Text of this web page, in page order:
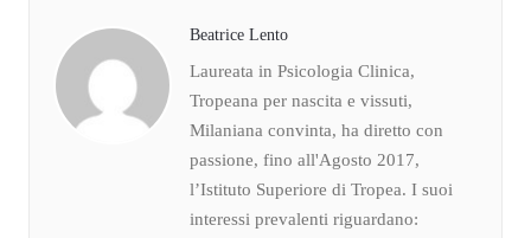
Beatrice Lento
Laureata in Psicologia Clinica,
Tropeana per nascita e vissuti,
Milaniana convinta, ha diretto con
passione, fino all'Agosto 2017,
l’Istituto Superiore di Tropea. I suoi
interessi prevalenti riguardano: